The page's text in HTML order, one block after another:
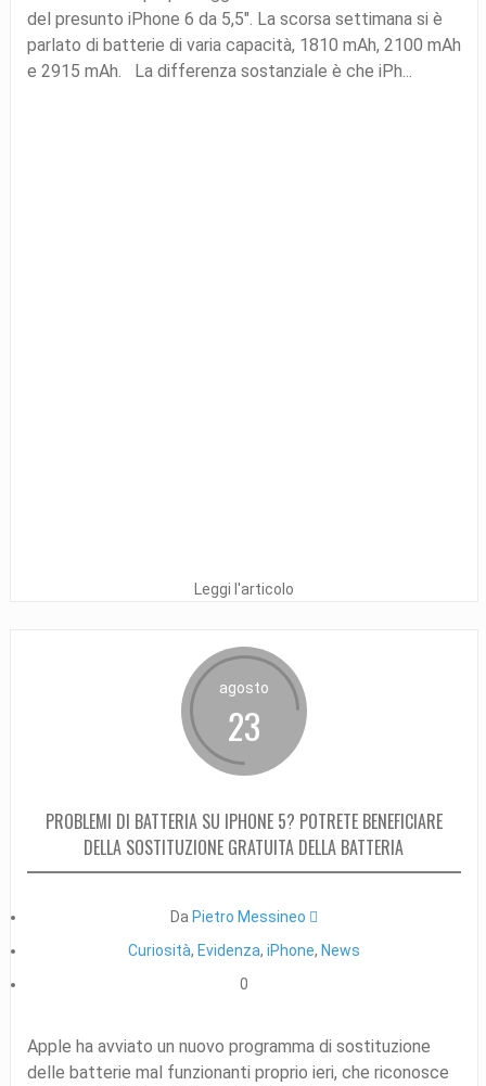
del presunto iPhone 6 da 5,5″. La scorsa settimana si è
parlato di batterie di varia capacità, 1810 mAh, 2100 mAh
e 2915 mAh. La differenza sostanziale è che iPh...
Leggi l'articolo
agosto
23
PROBLEMI DI BATTERIA SU IPHONE 5? POTRETE BENEFICIARE
DELLA SOSTITUZIONE GRATUITA DELLA BATTERIA
Da Pietro Messineo 
Curiosità, Evidenza, iPhone, News
0
Apple ha avviato un nuovo programma di sostituzione
delle batterie mal funzionanti proprio ieri, che riconosce